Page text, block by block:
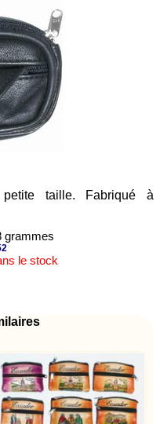
taille. Fabriqué à
grammes
le stock